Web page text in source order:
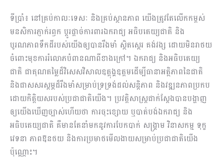
ទីប្រាំ៖ នៅគ្រប់កាលៈទេសៈ និងគ្រប់ស្ថានភាព យើងត្រូវតែលើកកម្ពស់
មនសិការភ្ញាក់រឭក ប្តូរផ្តាច់ការពារឯករាជ្យ អធិបតេយ្យជា​តិ​ និង
បូរណភាពទឹកដីរបស់យើងឲ្យបានរឹងមាំ ស្ថិតស្ថេរ គង់វង្ស ដោយមិនរាថយ
ចំពោះមុខការរំលោភបំពានណាពីខាងក្រៅ។ ឯករាជ្យ និងអធិបតេយ្យ
ជាតិ ជាគុណតម្លៃដ៏វិសេសវិសាលឧត្តុង្គឧត្តមដើម្បីធានាអត្ថិភាពនៃជាតិ
និងជាសសរស្តម្ភដ៏រឹងមាំសម្រាប់ទ្រទ្រង់ដល់សន្តិភាព និងវឌ្ឍនភាពប្រកប
ដោយកិត្តិយសរបស់ប្រជាជាតិយើង។ ប្រវត្តិសាស្រ្តជាក់ស្តែងបានបង្ហាញ
ឲ្យយើង​ឃើញច្បាស់ហើយថា ការចុះខ្សោយ ឬបាត់បង់ឯករាជ្យ និង
អធិបតេយ្យជាតិ គឺមានតែនាំមកនូវការបែកបាក់ សង្រ្គាម វិនាសកម្ម ទុក្ខ
វេទនា ភាពឱនថយ និងការប្រមាថមើលងាយសម្រាប់ប្រជាជាតិយើង
ប៉ុណ្ណោះ។